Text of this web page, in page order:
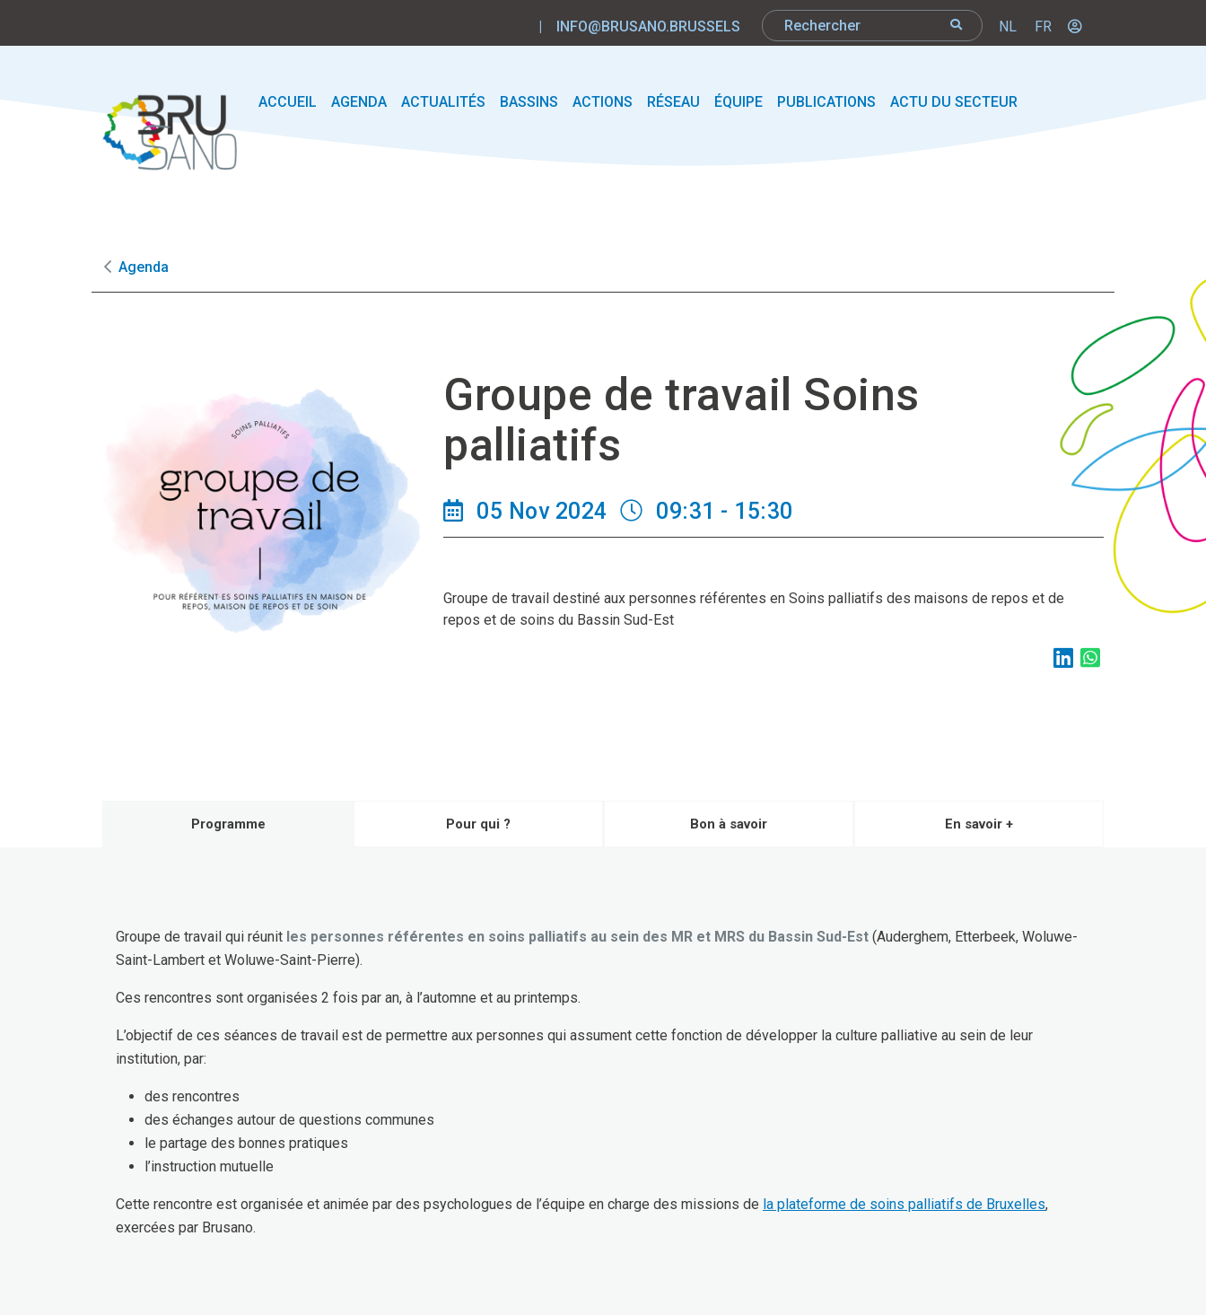
| INFO@BRUSANO.BRUSSELS NL FR
ACCUEIL AGENDA ACTUALITÉS BASSINS ACTIONS RÉSEAU ÉQUIPE PUBLICATIONS ACTU DU SECTEUR
Agenda
Groupe de travail Soins
palliatifs
05 Nov 2024 09:31 - 15:30
Groupe de travail destiné aux personnes référentes en Soins palliatifs des maisons de repos et de
repos et de soins du Bassin Sud-Est
Programme Pour qui ? Bon à savoir En savoir +
Groupe de travail qui réunit les personnes référentes en soins palliatifs au sein des MR et MRS du Bassin Sud-Est (Auderghem, Etterbeek, Woluwe-
Saint-Lambert et Woluwe-Saint-Pierre).
Ces rencontres sont organisées 2 fois par an, à l’automne et au printemps.
L’objectif de ces séances de travail est de permettre aux personnes qui assument cette fonction de développer la culture palliative au sein de leur
institution, par:
des rencontres
des échanges autour de questions communes
le partage des bonnes pratiques
l’instruction mutuelle
Cette rencontre est organisée et animée par des psychologues de l’équipe en charge des missions de la plateforme de soins palliatifs de Bruxelles,
exercées par Brusano.